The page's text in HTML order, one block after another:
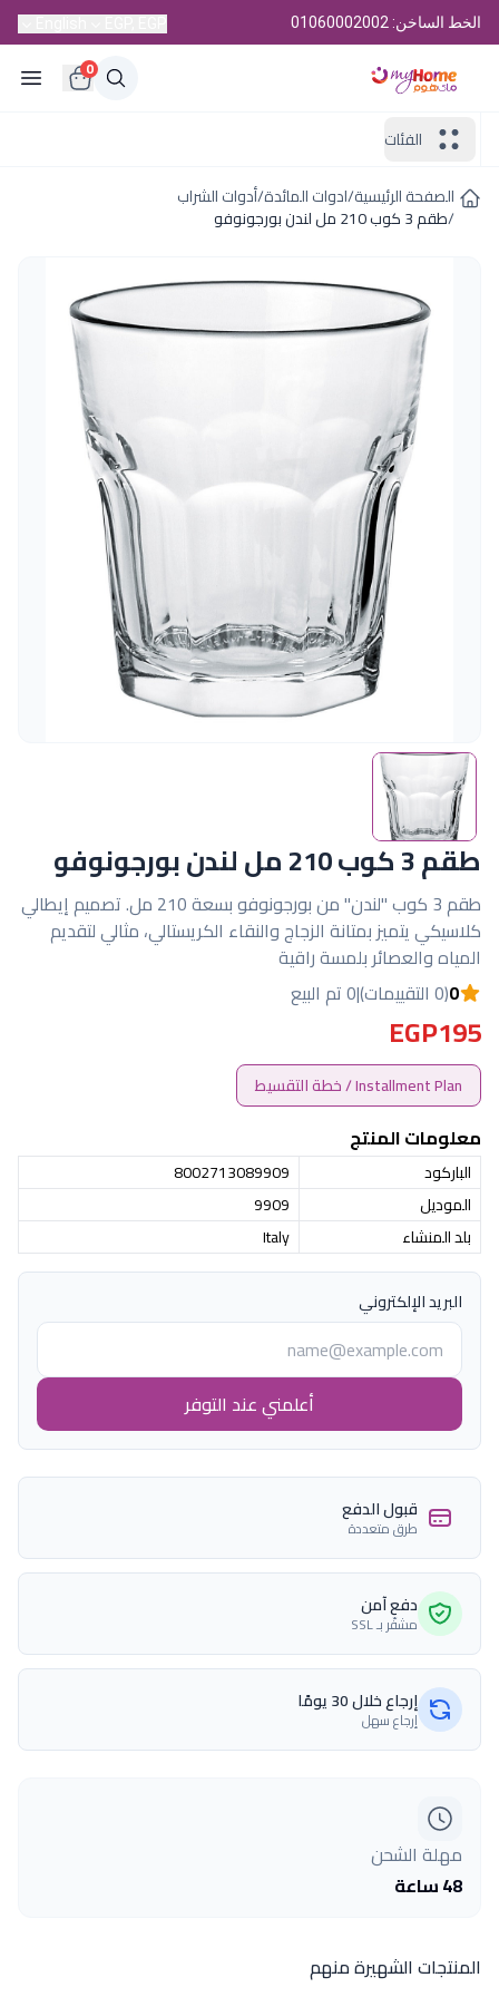
الخط الساخن: 01060002002
0
الفئات
الصفحة الرئيسية/ادوات المائدة/أدوات الشراب
/طقم 3 كوب 210 مل لندن بورجونوفو
طقم 3 كوب 210 مل لندن بورجونوفو
طقم 3 كوب "لندن" من بورجونوفو بسعة 210 مل. تصميم إيطالي
كلاسيكي يتميز بمتانة الزجاج والنقاء الكريستالي، مثالي لتقديم
المياه والعصائر بلمسة راقية
0(0 التقييمات) |0 تم البيع
EGP195
Installment Plan / خطة التقسيط
معلومات المنتج
الباركود
8002713089909
الموديل
9909
بلد المنشاء
Italy
البريد الإلكتروني
أعلمني عند التوفر
قبول الدفع
طرق متعددة
دفع آمن
مشفّر بـ SSL
إرجاع خلال 30 يومًا
إرجاع سهل
مهلة الشحن
48 ساعة
المنتجات الشهيرة منهم